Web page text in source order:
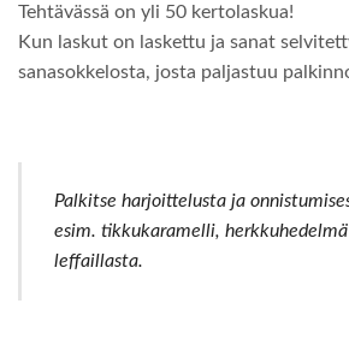
Tehtävässä on yli 50 kertolaskua!
Kun laskut on laskettu ja sanat
sanasokkelosta, josta paljastuu
Palkitse harjoittelusta ja
esim. tikkukaramelli,
leffaillasta.